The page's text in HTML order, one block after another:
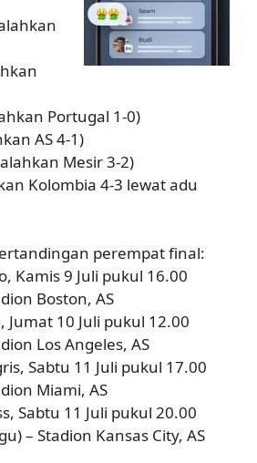
Portugal 1-0)
AS 4-1)
Mesir 3-2)
Kolombia 4-3 lewat adu
perempat final:
Kamis 9 Juli pukul 16.00
Boston, AS
Jumat 10 Juli pukul 12.00
Los Angeles, AS
Sabtu 11 Juli pukul 17.00
Miami, AS
Sabtu 11 Juli pukul 20.00
– Stadion Kansas City, AS